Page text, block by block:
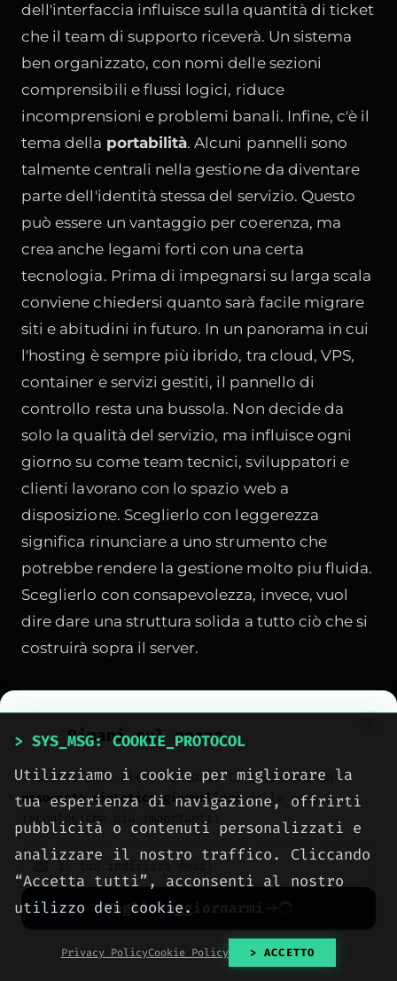
dell'interfaccia influisce sulla quantità di ticket
che il team di supporto riceverà. Un sistema
ben organizzato, con nomi delle sezioni
comprensibili e flussi logici, riduce
incomprensioni e problemi banali. Infine, c'è il
tema della portabilità. Alcuni pannelli sono
talmente centrali nella gestione da diventare
parte dell'identità stessa del servizio. Questo
può essere un vantaggio per coerenza, ma
crea anche legami forti con una certa
tecnologia. Prima di impegnarsi su larga scala
conviene chiedersi quanto sarà facile migrare
siti e abitudini in futuro. In un panorama in cui
l'hosting è sempre più ibrido, tra cloud, VPS,
container e servizi gestiti, il pannello di
controllo resta una bussola. Non decide da
solo la qualità del servizio, ma influisce ogni
giorno su come team tecnici, sviluppatori e
clienti lavorano con lo spazio web a
disposizione. Sceglierlo con leggerezza
significa rinunciare a uno strumento che
potrebbe rendere la gestione molto piu fluida.
Sceglierlo con consapevolezza, invece, vuol
dire dare una struttura solida a tutto ciò che si
costruirà sopra il server.
> CONDIVIDI
> AUTHOR_EXTRACTED
Meteora Web Redazione
Rimani sul pezzo
Unisciti agli altri lettori. Ti invieremo un
resoconto sintetico giornalierodelle news
tecnologiche più importanti.
Voglio aggiornarmi
No spam. Cancellati quando vuoi con un click.
> SYS_MSG: COOKIE_PROTOCOL
Utilizziamo i cookie per migliorare la
tua esperienza di navigazione, offrirti
pubblicità o contenuti personalizzati e
analizzare il nostro traffico. Cliccando
“Accetta tutti”, acconsenti al nostro
utilizzo dei cookie.
Privacy PolicyCookie Policy > ACCETTO